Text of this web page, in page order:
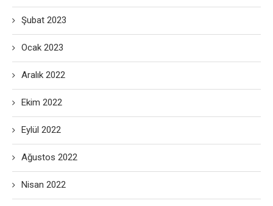
Şubat 2023
Ocak 2023
Aralık 2022
Ekim 2022
Eylül 2022
Ağustos 2022
Nisan 2022